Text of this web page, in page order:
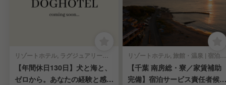
リゾートホテル, ラグジュアリーホテル, シティホテル, オーベルジュ, その他ホテル | 宿泊部門 | マネージャー・支配人・副支配人・女将
【年間休日130日】犬と海と、
ゼロから。あなたの経験と感性
リゾートホテル, 旅館・温泉 | 宿泊部門 | マネージャー・支配人・副支配人・女将
【千葉 南房総・寮／家賃補助
完備】宿泊サービス責任者候補